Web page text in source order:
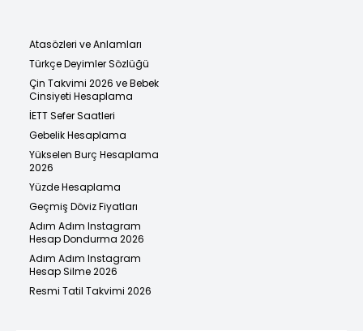
Atasözleri ve Anlamları
Türkçe Deyimler Sözlüğü
Çin Takvimi 2026 ve Bebek
Cinsiyeti Hesaplama
İETT Sefer Saatleri
Gebelik Hesaplama
Yükselen Burç Hesaplama
2026
Yüzde Hesaplama
Geçmiş Döviz Fiyatları
Adım Adım Instagram
Hesap Dondurma 2026
Adım Adım Instagram
Hesap Silme 2026
Resmi Tatil Takvimi 2026